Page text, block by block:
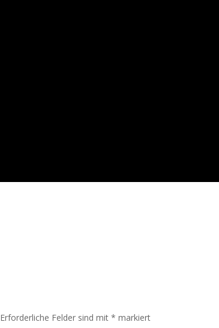
Erforderliche Felder sind mit* markiert